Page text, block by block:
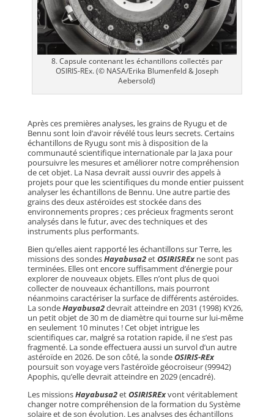
8. Capsule contenant les échantillons collectés par
OSIRIS-REx. (© NASA/Erika Blumenfeld & Joseph
Aebersold)
Après ces premières analyses, les grains de Ryugu et de
Bennu sont loin d’avoir révélé tous leurs secrets. Certains
échantillons de Ryugu sont mis à disposition de la
communauté scientifique internationale par la Jaxa pour
poursuivre les mesures et améliorer notre compréhension
de cet objet. La Nasa devrait aussi ouvrir des appels à
projets pour que les scientifiques du monde entier puissent
analyser les échantillons de Bennu. Une autre partie des
grains des deux astéroïdes est stockée dans des
environnements propres ; ces précieux fragments seront
analysés dans le futur, avec des techniques et des
instruments plus performants.
Bien qu’elles aient rapporté les échantillons sur Terre, les
missions des sondesHayabusa2etOSIRISRExne sont pas
terminées. Elles ont encore suffisamment d’énergie pour
explorer de nouveaux objets. Elles n’ont plus de quoi
collecter de nouveaux échantillons, mais pourront
néanmoins caractériser la surface de différents astéroïdes.
La sondeHayabusa2devrait atteindre en 2031 (1998) KY26,
un petit objet de 30 m de diamètre qui tourne sur lui-même
en seulement 10 minutes ! Cet objet intrigue les
scientifiques car, malgré sa rotation rapide, il ne s’est pas
fragmenté. La sonde effectuera aussi un survol d’un autre
astéroïde en 2026. De son côté, la sondeOSIRIS-REx
poursuit son voyage vers l’astéroïde géocroiseur (99942)
Apophis, qu’elle devrait atteindre en 2029 (encadré).
Les missionsHayabusa2etOSIRISRExvont véritablement
changer notre compréhension de la formation du Système
solaire et de son évolution. Les analyses des échantillons